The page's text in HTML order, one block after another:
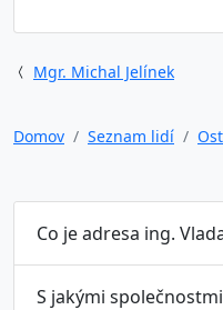
Mgr. Michal Jelínek
Domov
Seznam lidí
Co je adresa ing.
S jakými